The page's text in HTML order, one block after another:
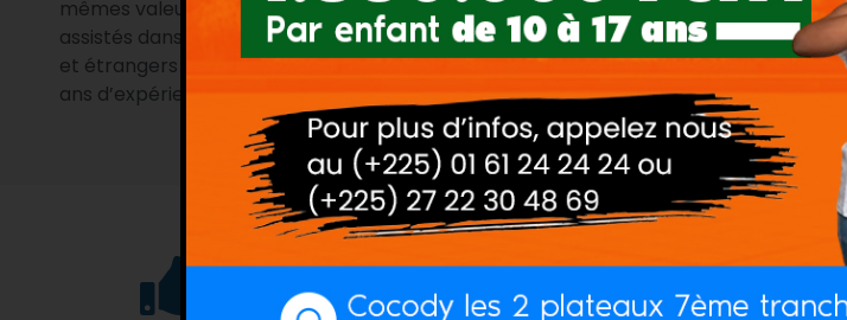
mêmes valeurs de professionnalisme, de sérieux et d’éthique. Ils sont
assistés dans leur mission par des consultants et des partenaires locaux
et étrangers également experts qui justifient pour certains plus de 25
ans d’expérience professionnelle.